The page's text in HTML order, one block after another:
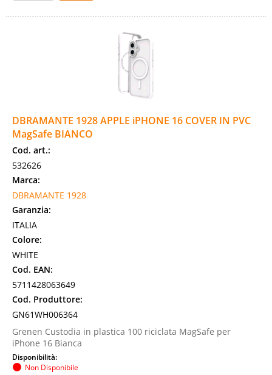
DBRAMANTE 1928 APPLE iPHONE 16 COVER IN PVC
MagSafe BIANCO
Cod. art.:
532626
Marca:
DBRAMANTE 1928
Garanzia:
ITALIA
Colore:
WHITE
Cod. EAN:
5711428063649
Cod. Produttore:
GN61WH006364
Grenen Custodia in plastica 100 riciclata MagSafe per
iPhone 16 Bianca
Disponibilità:
Non Disponibile